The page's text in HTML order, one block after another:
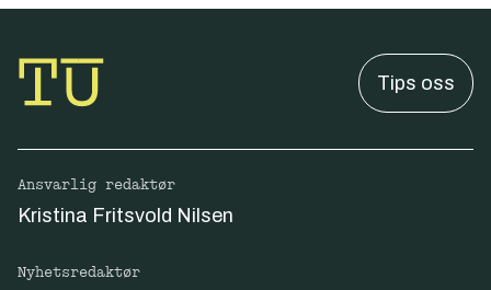
Tips oss
Ansvarlig redaktør
Kristina Fritsvold Nilsen
Nyhetsredaktør